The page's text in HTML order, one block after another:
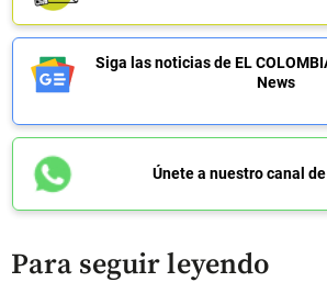
Siga las noticias de EL
News
Únete a nuestro canal
Para seguir leyendo